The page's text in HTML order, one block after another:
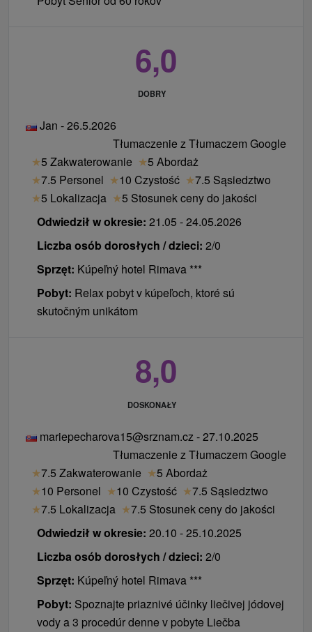
6,0
DOBRY
Jan - 26.5.2026
Tłumaczenie z Tłumaczem Google
★5 Zakwaterowanie ★5 Abordaż
★7.5 Personel ★10 Czystość ★7.5 Sąsiedztwo
★5 Lokalizacja ★5 Stosunek ceny do jakości
Odwiedził w okresie: 21.05 - 24.05.2026
Liczba osób dorosłych / dzieci: 2/0
Sprzęt: Kúpeľný hotel Rimava ***
Pobyt: Relax pobyt v kúpeľoch, ktoré sú
skutočným unikátom
8,0
DOSKONAŁY
mariepecharova15@srznam.cz - 27.10.2025
Tłumaczenie z Tłumaczem Google
★7.5 Zakwaterowanie ★5 Abordaż
★10 Personel ★10 Czystość ★7.5 Sąsiedztwo
★7.5 Lokalizacja ★7.5 Stosunek ceny do jakości
Odwiedził w okresie: 20.10 - 25.10.2025
Liczba osób dorosłych / dzieci: 2/0
Sprzęt: Kúpeľný hotel Rimava ***
Pobyt: Spoznajte priaznivé účinky liečivej jódovej
vody a 3 procedúr denne v pobyte Liečba